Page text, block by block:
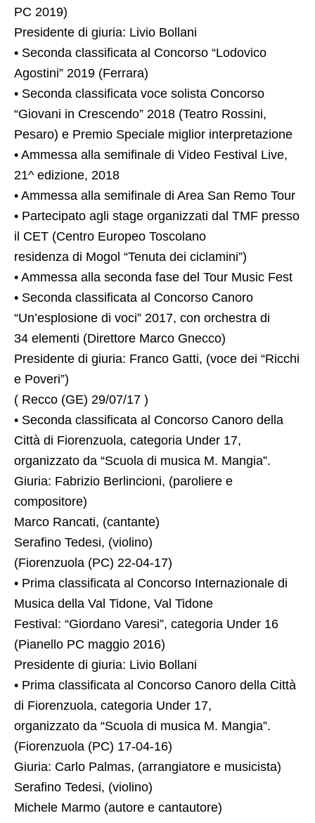
PC 2019)
Presidente di giuria: Livio Bollani
• Seconda classificata al Concorso “Lodovico
Agostini” 2019 (Ferrara)
• Seconda classificata voce solista Concorso
“Giovani in Crescendo” 2018 (Teatro Rossini,
Pesaro) e Premio Speciale miglior interpretazione
• Ammessa alla semifinale di Video Festival Live,
21^ edizione, 2018
• Ammessa alla semifinale di Area San Remo Tour
• Partecipato agli stage organizzati dal TMF presso
il CET (Centro Europeo Toscolano
residenza di Mogol “Tenuta dei ciclamini”)
• Ammessa alla seconda fase del Tour Music Fest
• Seconda classificata al Concorso Canoro
“Un’esplosione di voci” 2017, con orchestra di
34 elementi (Direttore Marco Gnecco)
Presidente di giuria: Franco Gatti, (voce dei “Ricchi
e Poveri”)
( Recco (GE) 29/07/17 )
• Seconda classificata al Concorso Canoro della
Città di Fiorenzuola, categoria Under 17,
organizzato da “Scuola di musica M. Mangia”.
Giuria: Fabrizio Berlincioni, (paroliere e
compositore)
Marco Rancati, (cantante)
Serafino Tedesi, (violino)
(Fiorenzuola (PC) 22-04-17)
• Prima classificata al Concorso Internazionale di
Musica della Val Tidone, Val Tidone
Festival: “Giordano Varesi”, categoria Under 16
(Pianello PC maggio 2016)
Presidente di giuria: Livio Bollani
• Prima classificata al Concorso Canoro della Città
di Fiorenzuola, categoria Under 17,
organizzato da “Scuola di musica M. Mangia”.
(Fiorenzuola (PC) 17-04-16)
Giuria: Carlo Palmas, (arrangiatore e musicista)
Serafino Tedesi, (violino)
Michele Marmo (autore e cantautore)